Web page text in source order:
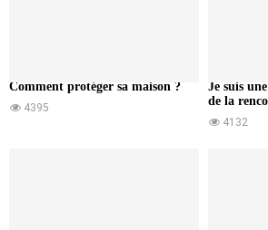
Comment protéger sa maison ?
4395
Je suis
de la
4132